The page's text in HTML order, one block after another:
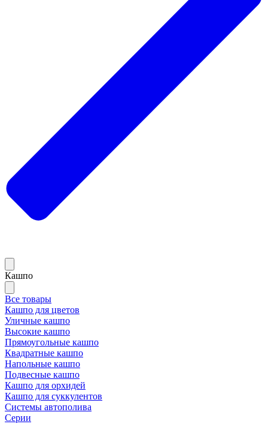
Кашпо
Все товары
Кашпо для цветов
Уличные кашпо
Высокие кашпо
Прямоугольные кашпо
Квадратные кашпо
Напольные кашпо
Подвесные кашпо
Кашпо для орхидей
Кашпо для суккулентов
Системы автополива
Серии